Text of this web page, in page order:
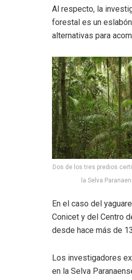
Al respecto, la
forestal es un
alternativas para
Dos de los tres predios
la Selva
En el caso del
Conicet y del Centro
desde hace más de
Los investigadores
en la Selva